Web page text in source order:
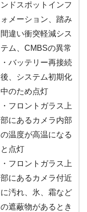
ンドスポットインフ
ォメーション、踏み
間違い衝突軽減シス
テム、CMBSの異常
・バッテリー再接続
後、システム初期化
中のため点灯
・フロントガラス上
部にあるカメラ内部
の温度が高温になる
と点灯
・フロントガラス上
部にあるカメラ付近
に汚れ、氷、霜など
の遮蔽物があるとき